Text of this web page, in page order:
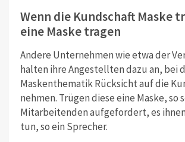
Wenn die Kundschaft Maske
eine Maske tragen
Andere Unternehmen wie etwa der
halten ihre Angestellten dazu an, bei
Maskenthematik Rücksicht auf die
nehmen. Trügen diese eine Maske, so
Mitarbeitenden aufgefordert, es
tun, so ein Sprecher.